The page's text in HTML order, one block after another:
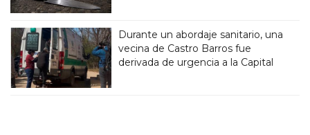
Durante un abordaje sanitario, una
vecina de Castro Barros fue
derivada de urgencia a la Capital